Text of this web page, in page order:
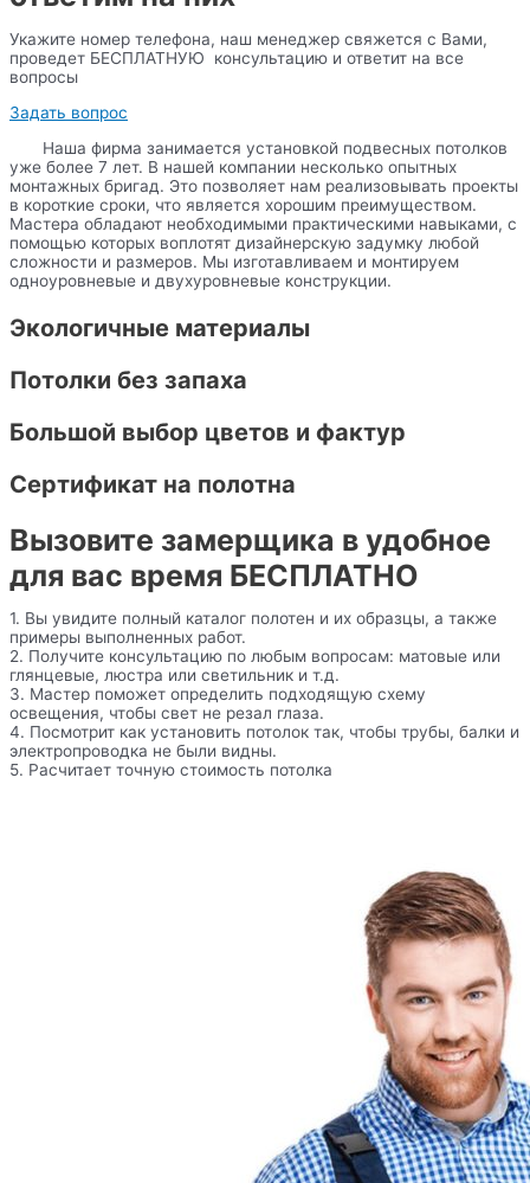
Укажите номер телефона, наш менеджер свяжется с Вами,
проведет БЕСПЛАТНУЮ консультацию и ответит на все
вопросы
Задать вопрос
Наша фирма занимается установкой подвесных потолков
уже более 7 лет. В нашей компании несколько опытных
монтажных бригад. Это позволяет нам реализовывать проекты
в короткие сроки, что является хорошим преимуществом.
Мастера обладают необходимыми практическими навыками, с
помощью которых воплотят дизайнерскую задумку любой
сложности и размеров. Мы изготавливаем и монтируем
одноуровневые и двухуровневые конструкции.
Экологичные материалы
Потолки без запаха
Большой выбор цветов и фактур
Сертификат на полотна
Вызовите замерщика в удобное
для вас время БЕСПЛАТНО
1. Вы увидите полный каталог полотен и их образцы, а также
примеры выполненных работ.
2. Получите консультацию по любым вопросам: матовые или
глянцевые, люстра или светильник и т.д.
3. Мастер поможет определить подходящую схему
освещения, чтобы свет не резал глаза.
4. Посмотрит как установить потолок так, чтобы трубы, балки и
электропроводка не были видны.
5. Расчитает точную стоимость потолка